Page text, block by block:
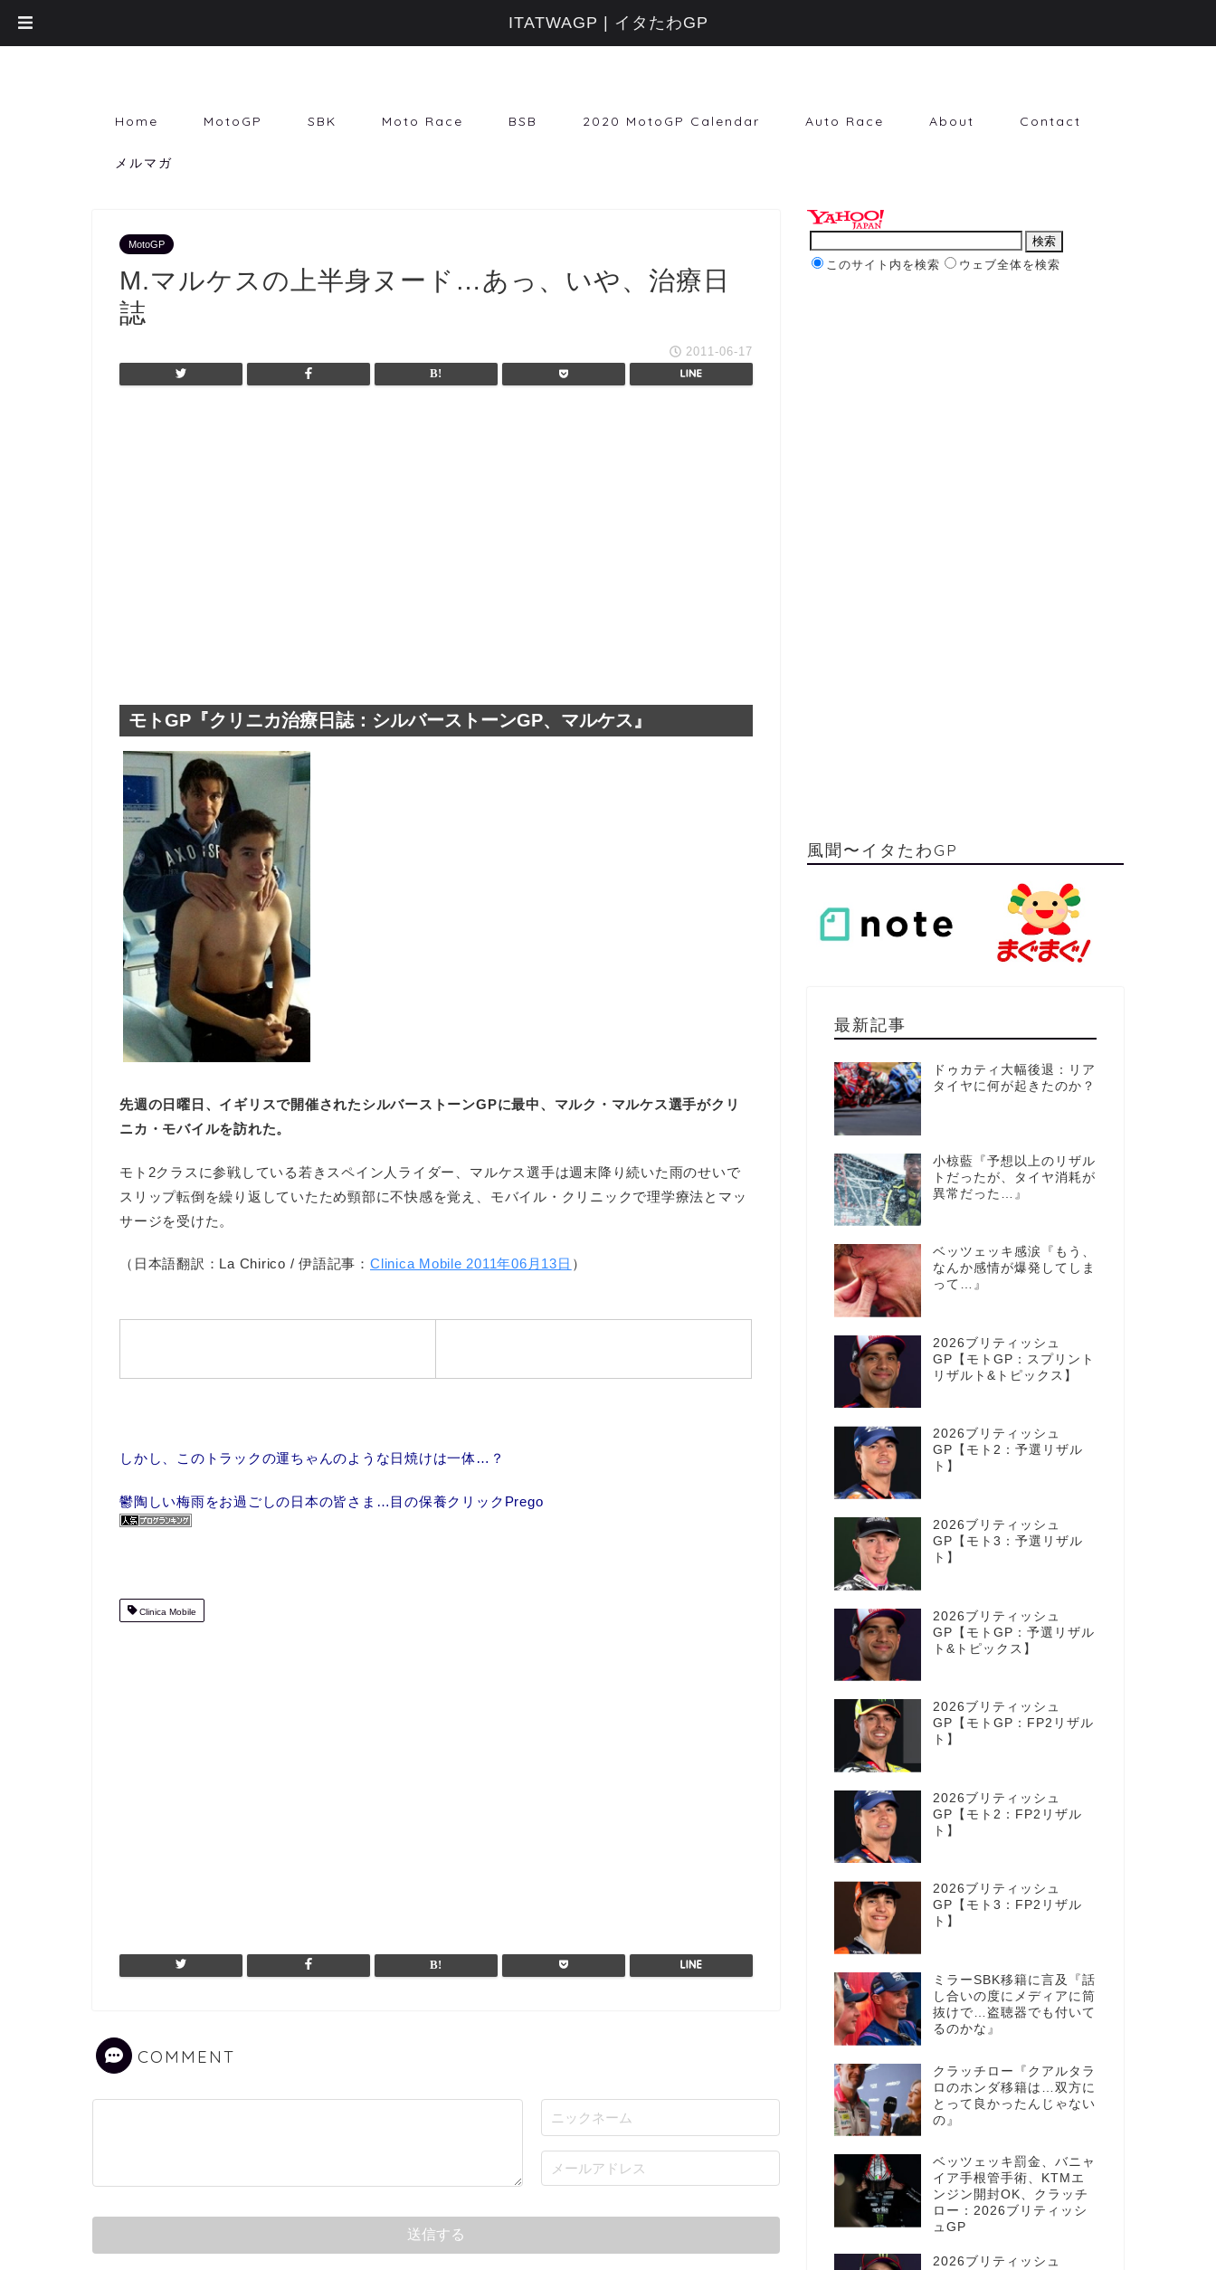
Home MotoGP SBK Moto Race BSB 2020 MotoGP Calendar Auto Race About Contact
メルマガ
MotoGP
M.マルケスの上半身ヌード…あっ、いや、治療日
誌
2011-06-17
モトGP『クリニカ治療日誌：シルバーストーンGP、マルケス』
先週の日曜日、イギリスで開催されたシルバーストーンGPに最中、マルク・マルケス選手がクリ
ニカ・モバイルを訪れた。
モト2クラスに参戦している若きスペイン人ライダー、マルケス選手は週末降り続いた雨のせいで
スリップ転倒を繰り返していたため頸部に不快感を覚え、モバイル・クリニックで理学療法とマッ
サージを受けた。
（日本語翻訳：La Chirico / 伊語記事： Clinica Mobile 2011年06月13日 ）
しかし、このトラックの運ちゃんのような日焼けは一体…？
鬱陶しい梅雨をお過ごしの日本の皆さま…目の保養クリックPrego
Clinica Mobile
COMMENT
このサイト内を検索 ウェブ全体を検索
風聞〜イタたわGP
最新記事
ドゥカティ大幅後退：リア
タイヤに何が起きたのか？
小椋藍『予想以上のリザル
トだったが、タイヤ消耗が
異常だった…』
ベッツェッキ感涙『もう、
なんか感情が爆発してしま
って…』
2026ブリティッシュ
GP【モトGP：スプリント
リザルト&トピックス】
2026ブリティッシュ
GP【モト2：予選リザル
ト】
2026ブリティッシュ
GP【モト3：予選リザル
ト】
2026ブリティッシュ
GP【モトGP：予選リザル
ト&トピックス】
2026ブリティッシュ
GP【モトGP：FP2リザル
ト】
2026ブリティッシュ
GP【モト2：FP2リザル
ト】
2026ブリティッシュ
GP【モト3：FP2リザル
ト】
ミラーSBK移籍に言及『話
し合いの度にメディアに筒
抜けで…盗聴器でも付いて
るのかな』
クラッチロー『クアルタラ
ロのホンダ移籍は…双方に
とって良かったんじゃない
の』
ベッツェッキ罰金、バニャ
イア手根管手術、KTMエ
ンジン開封OK、クラッチ
ロー：2026ブリティッシ
ュGP
2026ブリティッシュ
ITATWAGP | イタたわGP